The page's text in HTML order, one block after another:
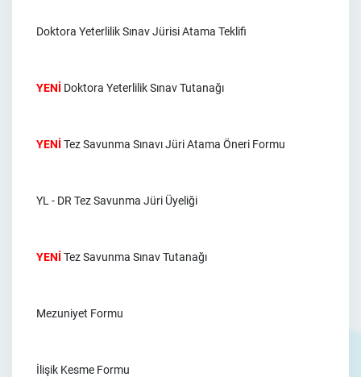
Doktora Yeterlilik Sınav Jürisi Atama Teklifi
YENİ Doktora Yeterlilik Sınav Tutanağı
YENİ Tez Savunma Sınavı Jüri Atama Öneri Formu
YL - DR Tez Savunma Jüri Üyeliği
YENİ Tez Savunma Sınav Tutanağı
Mezuniyet Formu
İlişik Kesme Formu